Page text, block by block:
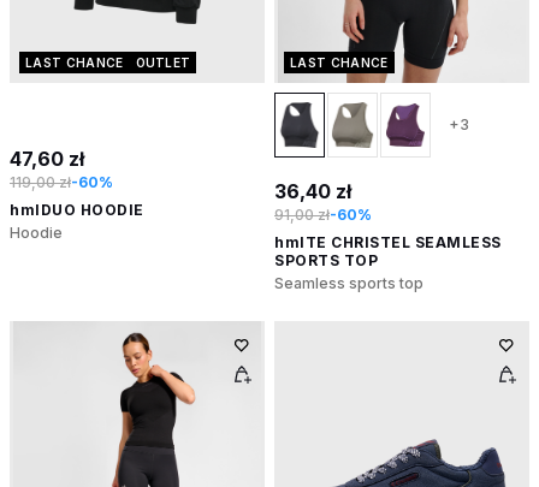
LAST CHANCE OUTLET
47,60 zł
119,00 zł-60%
hmlDUO HOODIE
Hoodie
LAST CHANCE
+3
36,40 zł
91,00 zł-60%
hmlTE CHRISTEL SEAMLESS
SPORTS TOP
Seamless sports top